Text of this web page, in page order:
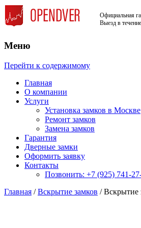
Официальная
Выезд в
Служба вскрытия
Меню
Перейти к содержимому
Главная
О компании
Услуги
Установка замков в Москве
Ремонт замков
Замена замков
Гарантия
Дверные замки
Оформить заявку
Контакты
Позвонить: +7 (925) 741-
Главная /Вскрытие замков / Вскрытие